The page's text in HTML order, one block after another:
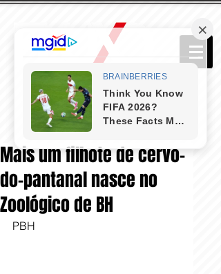
Mais um filhote de cervo-
do-pantanal nasce no
Zoológico de BH
PBH